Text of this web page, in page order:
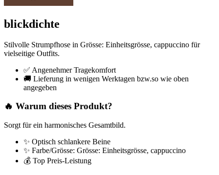
blickdichte
Stilvolle Strumpfhose in Grösse: Einheitsgrösse, cappuccino für
vielseitige Outfits.
✅ Angenehmer Tragekomfort
🚚 Lieferung in wenigen Werktagen bzw.so wie oben
angegeben
🔥 Warum dieses Produkt?
Sorgt für ein harmonisches Gesamtbild.
✨ Optisch schlankere Beine
✨ Farbe/Grösse: Grösse: Einheitsgrösse, cappuccino
💰 Top Preis-Leistung